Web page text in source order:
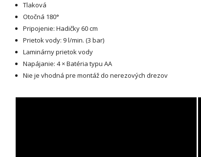
Tlaková
Otočná 180°
Pripojenie: Hadičky 60 cm
Prietok vody: 9 l/min. (3 bar)
Laminárny prietok vody
Napájanie: 4 × Batéria typu AA
Nie je vhodná pre montáž do nerezových drezov